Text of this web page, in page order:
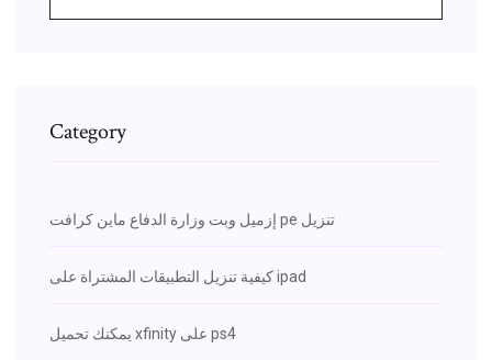
Category
إزميل وبت وزارة الدفاع ماين كرافت pe تنزيل
كيفية تنزيل التطبيقات المشتراة على ipad
يمكنك تحميل xfinity على ps4